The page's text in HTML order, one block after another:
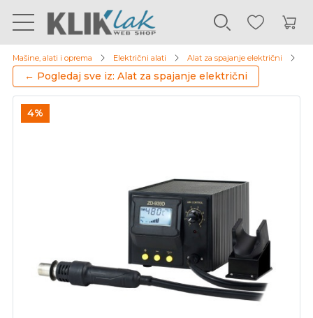
Mašine, alati i oprema Električni alati Alat za spajanje električni
← Pogledaj sve iz: Alat za spajanje električni
4%